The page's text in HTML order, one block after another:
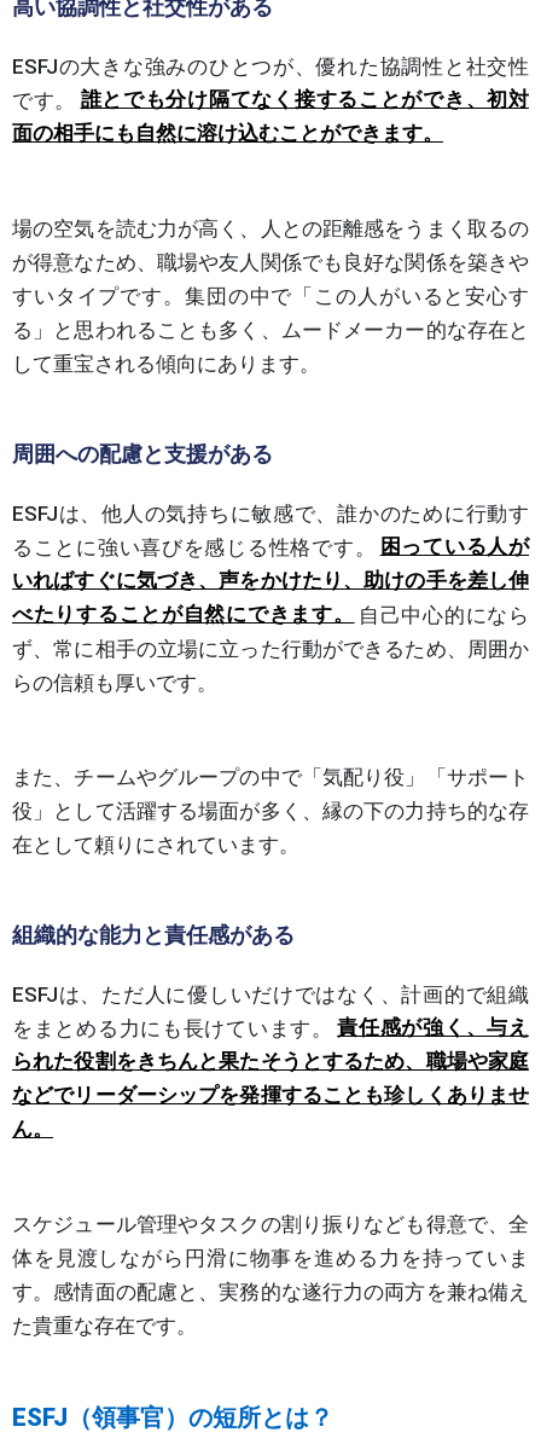
高い協調性と社交性がある
ESFJの大きな強みのひとつが、優れた協調性と社交性
です。
誰とでも分け隔てなく接することができ、初対
面の相手にも自然に溶け込むことができます。
場の空気を読む力が高く、人との距離感をうまく取るの
が得意なため、職場や友人関係でも良好な関係を築きや
すいタイプです。集団の中で「この人がいると安心す
る」と思われることも多く、ムードメーカー的な存在と
して重宝される傾向にあります。
周囲への配慮と支援がある
ESFJは、他人の気持ちに敏感で、誰かのために行動す
ることに強い喜びを感じる性格です。
困っている人が
いればすぐに気づき、声をかけたり、助けの手を差し伸
べたりすることが自然にできます。
自己中心的になら
ず、常に相手の立場に立った行動ができるため、周囲か
らの信頼も厚いです。
また、チームやグループの中で「気配り役」「サポート
役」として活躍する場面が多く、縁の下の力持ち的な存
在として頼りにされています。
組織的な能力と責任感がある
ESFJは、ただ人に優しいだけではなく、計画的で組織
をまとめる力にも長けています。
責任感が強く、与え
られた役割をきちんと果たそうとするため、職場や家庭
などでリーダーシップを発揮することも珍しくありませ
ん。
スケジュール管理やタスクの割り振りなども得意で、全
体を見渡しながら円滑に物事を進める力を持っていま
す。感情面の配慮と、実務的な遂行力の両方を兼ね備え
た貴重な存在です。
ESFJ（領事官）の短所とは？